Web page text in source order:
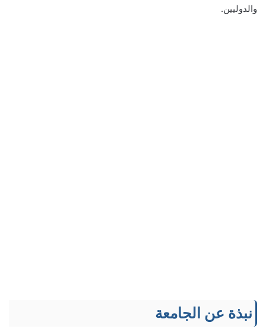
والدوليين.
نبذة عن الجامعة